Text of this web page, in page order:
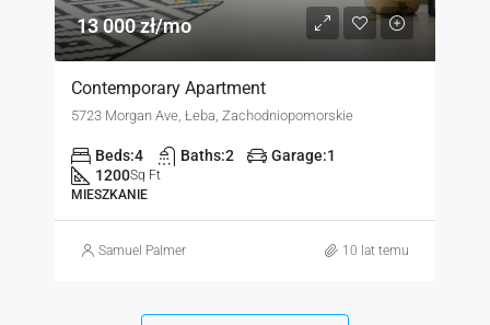
13 000 zł/mo
Contemporary Apartment
5723 Morgan Ave, Łeba, Zachodniopomorskie
Beds:4 Baths:2 Garage:1
1200Sq Ft
MIESZKANIE
Samuel Palmer 10 lat temu